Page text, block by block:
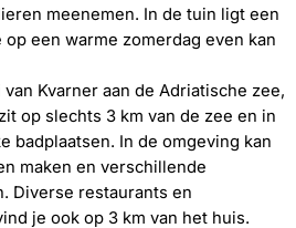
meenemen. In de tuin ligt een
een warme zomerdag even kan
Kvarner aan de Adriatische zee,
op slechts 3 km van de zee en in
badplaatsen. In de omgeving kan
maken en verschillende
Diverse restaurants en
je ook op 3 km van het huis.